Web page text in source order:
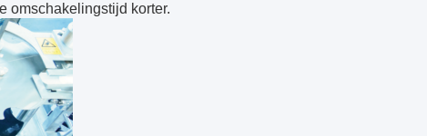
omschakelingstijd korter.